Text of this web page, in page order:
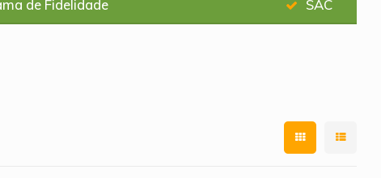
de Fidelidade SAC